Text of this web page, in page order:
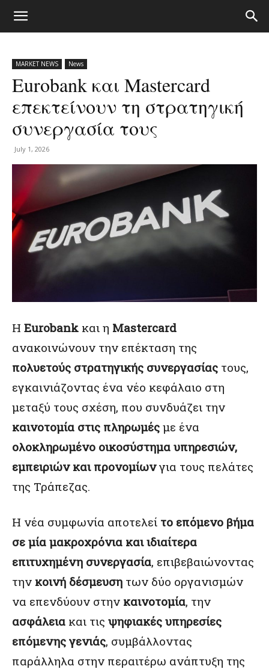
MARKET NEWS News
Eurobank και Mastercard
επεκτείνουν τη στρατηγική
συνεργασία τους
July 1, 2026
Η Eurobank και η Mastercard
ανακοινώνουν την επέκταση της
πολυετούς στρατηγικής συνεργασίας τους,
εγκαινιάζοντας ένα νέο κεφάλαιο στη
μεταξύ τους σχέση, που συνδυάζει την
καινοτομία στις πληρωμές με ένα
ολοκληρωμένο οικοσύστημα υπηρεσιών,
εμπειριών και προνομίωνγια τους πελάτες
της Τράπεζας.
Η νέα συμφωνία αποτελεί το επόμενο βήμα
σε μία μακροχρόνια και ιδιαίτερα
επιτυχημένη συνεργασία, επιβεβαιώνοντας
την κοινή δέσμευση των δύο οργανισμών
να επενδύουν στην καινοτομία, την
ασφάλεια και τις ψηφιακές υπηρεσίες
επόμενης γενιάς, συμβάλλοντας
παράλληλα στην περαιτέρω ανάπτυξη της